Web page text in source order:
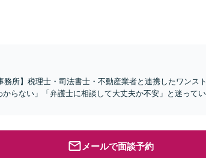
務所】税理士・司法書士・不動産業者と連携したワンス
らない」「弁護士に相談して大丈夫か不安」と迷って
メールで面談予約